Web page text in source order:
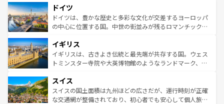
せる。地方によって風土や気候が異なるスペインはその個
性で訪れる人を魅了する。 なお、新着のスペイン情報は コ
ンテンツ一覧を参照してほしい。
で、幅広い魅力が詰まっている。華麗な宮殿、歴史的な大
聖堂、美しいビーチ、そして豊かな自然が、訪れる者を心
から魅了する。また、フランスは美食の国としても知ら
いる。シャンパンの発祥地であるランス、プロヴァンスの
香り高いラベンダー畑など、多彩な楽しみ方が可能だ。さ
らに、パリ以外の地域にも魅力が溢れており、どの街角に
れる地方に足を運ぶとそれぞれで全く異なる文化を体験で
きるだろう。 なお、新着のフランス情報はコンテンツ一覧
を参照してほしい。
ドイツ
ドイツは、豊かな歴史と多彩な文化が交差するヨーロッパ
の中心に位置する国。中世の街並みが残るロマンチック街
顔を持つこの国は、どこを歩いても飽きることがない。ベ
ルリンの文化的活気、バイエルン州のアルプスの絶景、そ
してライン川沿いのワイン畑といった風景は必見。ビール
は、お酒好きな人にはぜひ体験してほしい。 なお、新着の
ドイツ情報はコンテンツ一覧を参照してほしい。
イギリス
イギリスは、古きよき伝統と最先端が共存する国。ウェス
トミンスター寺院や大英博物館のようなランドマーク、歴
リアごとに異なる魅力がある。また、優雅なアフタヌーン
ティー、ビール好きにはたまらない英国パブ、サッカー観
戦など、本場だからこそできる体験も豊富。イギリスを旅
スイス
スイスの国土面積は九州ほどの広さだが、運行時刻が正確
な交通網が整備されており、初心者でも安心して個人旅行